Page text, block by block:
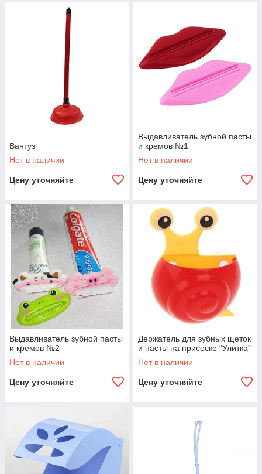
Вантуз
Нет в наличии
Цену уточняйте
Выдавливатель зубной пасты
и кремов №1
Нет в наличии
Цену уточняйте
Выдавливатель зубной пасты
и кремов №2
Нет в наличии
Цену уточняйте
Держатель для зубных щеток
и пасты на присоске "Улитка"
Нет в наличии
Цену уточняйте